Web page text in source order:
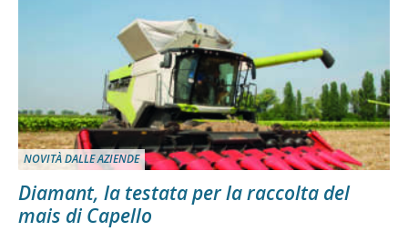
NOVITÀ DALLE AZIENDE
Diamant, la testata per la raccolta del
mais di Capello